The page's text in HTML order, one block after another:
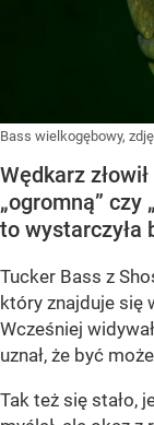
Bass wielkogębowy,
Wędkarz
„ogromną” czy
to wystarczyła
Tucker Bass z
który znajduje się
Wcześniej
uznał, że być
Tak też się stało,